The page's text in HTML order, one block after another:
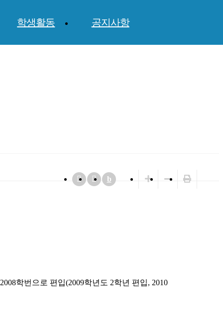
학생활동 공지사항
b
학번으로 편입(2009학년도 2학년 편입, 2010